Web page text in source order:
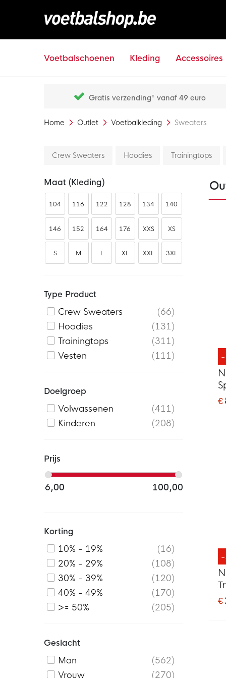
Voetbalschoenen Kleding Accessoires
Gratis verzending* vanaf 49 euro
Home Outlet Voetbalkleding Sweaters
Crew Sweaters Hoodies Trainingtops
€
€
Maat (kleding)
104 116 122 128 134 140
146 152 164 176 XXS XS
S M L XL XXL 3XL
Type Product
Crew Sweaters
66
Hoodies
131
Trainingtops
311
Vesten
111
Doelgroep
Volwassenen
411
Kinderen
208
Prijs
6,00 100,00
Korting
10% - 19%
16
20% - 29%
108
30% - 39%
120
40% - 49%
170
>= 50%
205
Geslacht
Man
562
Vrouw
270